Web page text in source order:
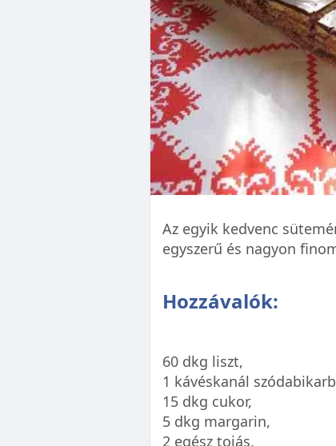
Az egyik kedvenc
egyszerű és nagyon
Hozzávalók:
60 dkg liszt,
1 kávéskanál
15 dkg cukor,
5 dkg margarin,
2 egész tojás,